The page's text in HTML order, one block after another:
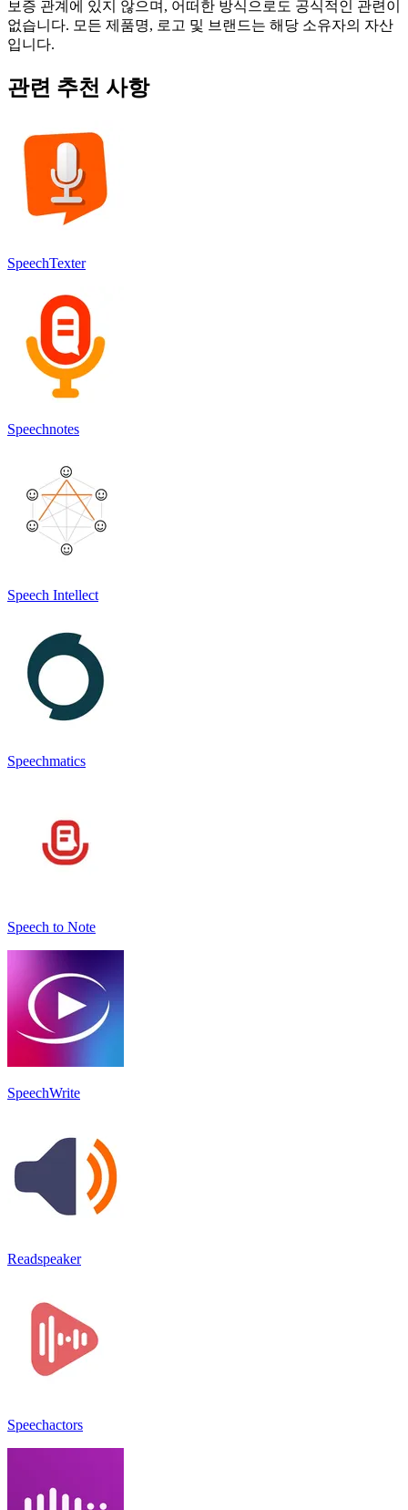
보증 관계에 있지 않으며, 어떠한 방식으로도 공식적인 관련이
없습니다. 모든 제품명, 로고 및 브랜드는 해당 소유자의 자산
입니다.
관련 추천 사항
SpeechTexter
Speechnotes
Speech Intellect
Speechmatics
Speech to Note
SpeechWrite
Readspeaker
Speechactors